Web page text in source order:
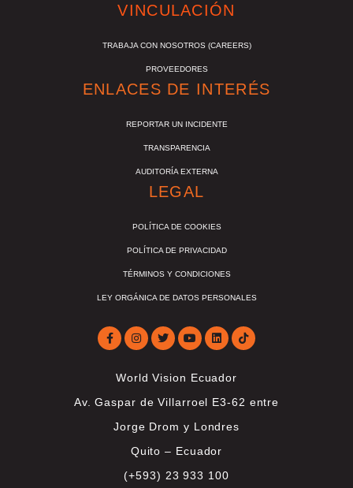
VINCULACIÓN
TRABAJA CON NOSOTROS (CAREERS)
PROVEEDORES
ENLACES DE INTERÉS
REPORTAR UN INCIDENTE
TRANSPARENCIA
AUDITORÍA EXTERNA
LEGAL
POLÍTICA DE COOKIES
POLÍTICA DE PRIVACIDAD
TÉRMINOS Y CONDICIONES
LEY ORGÁNICA DE DATOS PERSONALES
World Vision Ecuador
Av. Gaspar de Villarroel E3-62 entre
Jorge Drom y Londres
Quito – Ecuador
(+593) 23 933 100